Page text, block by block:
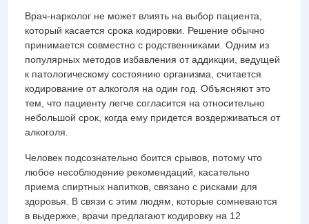
Врач-нарколог не может влиять на выбор пациента,
который касается срока кодировки. Решение обычно
принимается совместно с родственниками. Одним из
популярных методов избавления от аддикции, ведущей
к патологическому состоянию организма, считается
кодирование от алкоголя на один год. Объясняют это
тем, что пациенту легче согласится на относительно
небольшой срок, когда ему придется воздерживаться от
алкоголя.
Человек подсознательно боится срывов, потому что
любое несоблюдение рекомендаций, касательно
приема спиртных напитков, связано с рисками для
здоровья. В связи с этим людям, которые сомневаются
в выдержке, врачи предлагают кодировку на 12